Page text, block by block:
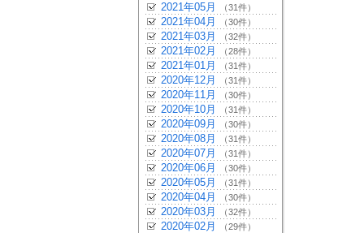
2021年05月 （31件）
2021年04月 （30件）
2021年03月 （32件）
2021年02月 （28件）
2021年01月 （31件）
2020年12月 （31件）
2020年11月 （30件）
2020年10月 （31件）
2020年09月 （30件）
2020年08月 （31件）
2020年07月 （31件）
2020年06月 （30件）
2020年05月 （31件）
2020年04月 （30件）
2020年03月 （32件）
2020年02月 （29件）